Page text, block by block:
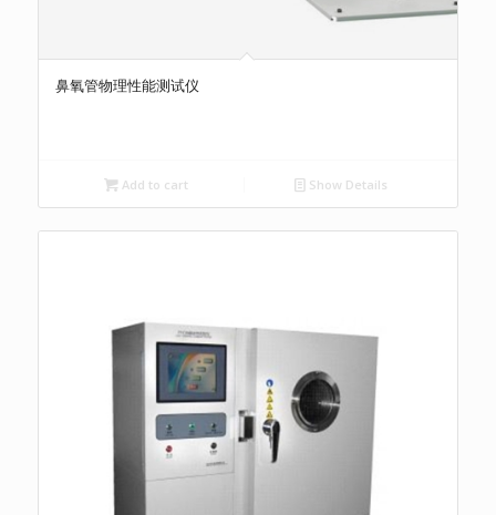
鼻氧管物理性能测试仪
Add to cart Show Details